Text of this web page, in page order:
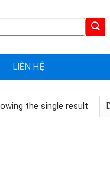
LIÊN HỆ
the single result